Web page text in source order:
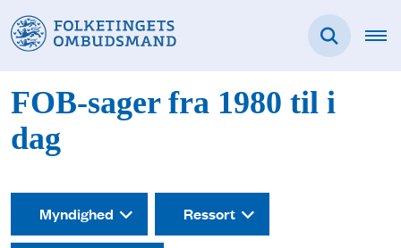
FOB-sager fra 1980 til i
dag
Myndighed Ressort